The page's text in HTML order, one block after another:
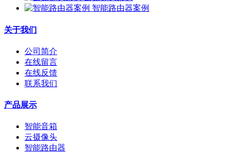
智能路由器案例
关于我们
公司简介
在线留言
在线反馈
联系我们
产品展示
智能音箱
云摄像头
智能路由器